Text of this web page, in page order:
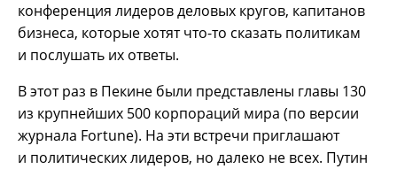
конференция лидеров деловых кругов, капитанов
бизнеса, которые хотят что-то сказать политикам
и послушать их ответы.
В этот раз в Пекине были представлены главы 130
из крупнейших 500 корпораций мира (по версии
журнала Fortune). На эти встречи приглашают
и политических лидеров, но далеко не всех. Путин